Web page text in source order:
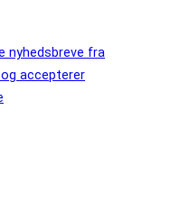
nyhedsbreve fra
og accepterer